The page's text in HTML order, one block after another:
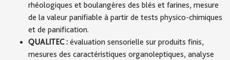
rhéologiques et boulangères des blés et farines, mesure
de la valeur panifiable à partir de tests physico-chimiques
et de panification.
QUALITEC : évaluation sensorielle sur produits finis,
mesures des caractéristiques organoleptiques, analyse